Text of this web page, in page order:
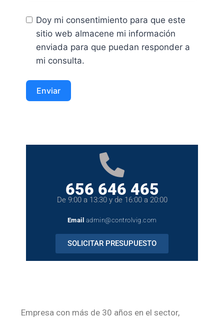
Doy mi consentimiento para que este
sitio web almacene mi información
enviada para que puedan responder a
mi consulta.
Enviar
656 646 465
De 9:00 a 13:30 y de 16:00 a 20:00
Email admin@controlvig.com
SOLICITAR PRESUPUESTO
Empresa con más de 30 años en el sector,